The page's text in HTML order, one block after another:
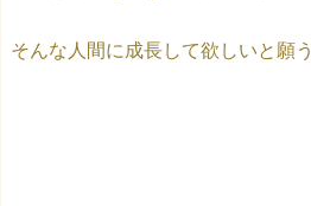
そんな人間に成長して欲しいと願う